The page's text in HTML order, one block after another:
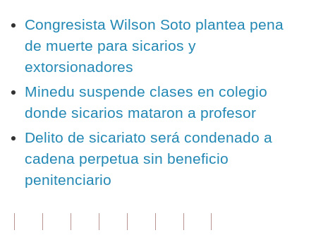
Congresista Wilson Soto plantea pena
de muerte para sicarios y
extorsionadores
Minedu suspende clases en colegio
donde sicarios mataron a profesor
Delito de sicariato será condenado a
cadena perpetua sin beneficio
penitenciario